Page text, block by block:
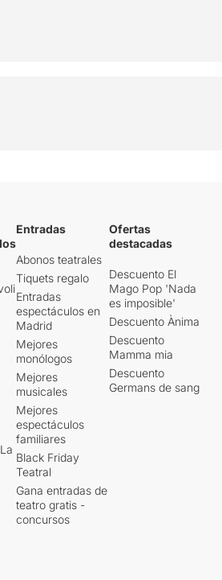
Entradas
Abonos teatrales
Tiquets regalo
Entradas
espectáculos en
Madrid
Mejores
monólogos
Mejores
musicales
Mejores
espectáculos
familiares
Black Friday
Teatral
Gana entradas de
teatro gratis -
concursos
Ofertas
destacadas
Descuento El
Mago Pop 'Nada
es imposible'
Descuento Ànima
Descuento
Mamma mia
Descuento
Germans de sang